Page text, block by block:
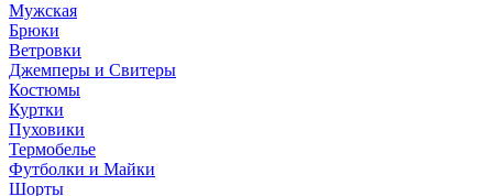
Мужская
Брюки
Ветровки
Джемперы и Свитеры
Костюмы
Куртки
Пуховики
Термобелье
Футболки и Майки
Шорты